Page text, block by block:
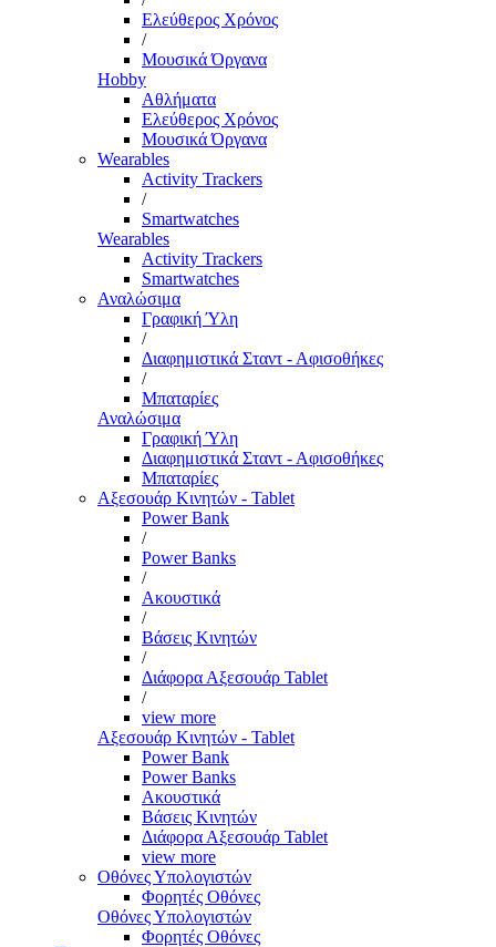
Ελεύθερος Χρόνος
/
Μουσικά Όργανα
Hobby
Αθλήματα
Ελεύθερος Χρόνος
Μουσικά Όργανα
Wearables
Activity Trackers
/
Smartwatches
Wearables
Activity Trackers
Smartwatches
Αναλώσιμα
Γραφική Ύλη
/
Διαφημιστικά Σταντ - Αφισοθήκες
/
Μπαταρίες
Αναλώσιμα
Γραφική Ύλη
Διαφημιστικά Σταντ - Αφισοθήκες
Μπαταρίες
Αξεσουάρ Κινητών - Tablet
Power Bank
/
Power Banks
/
Ακουστικά
/
Βάσεις Κινητών
/
Διάφορα Αξεσουάρ Tablet
/
view more
Αξεσουάρ Κινητών - Tablet
Power Bank
Power Banks
Ακουστικά
Βάσεις Κινητών
Διάφορα Αξεσουάρ Tablet
view more
Οθόνες Υπολογιστών
Φορητές Οθόνες
Οθόνες Υπολογιστών
Φορητές Οθόνες